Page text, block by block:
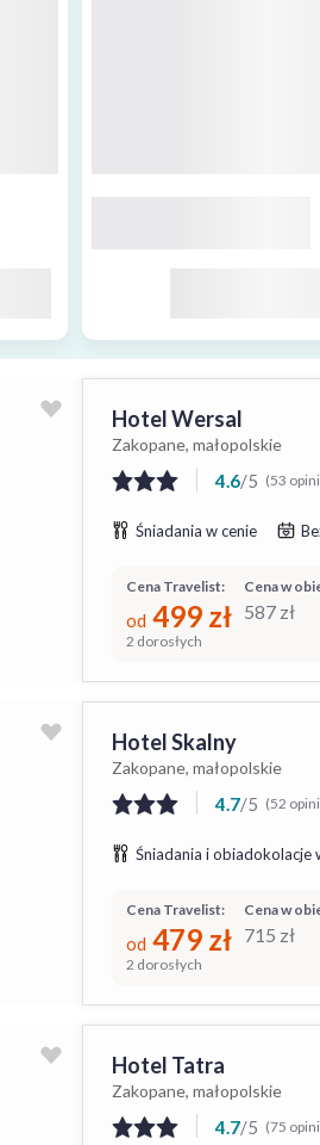
Hotel Wersal
Zakopane, małopolskie
4.6/5 (53
Śniadania w cenie
Cena w
587 zł
Cena Travelist:
od 499 zł
2 dorosłych
Hotel Skalny
Zakopane, małopolskie
4.7/5 (52
Śniadania i obiadokolacje
Cena w
715 zł
Cena Travelist:
od 479 zł
2 dorosłych
Hotel Tatra
Zakopane, małopolskie
4.7/5 (75